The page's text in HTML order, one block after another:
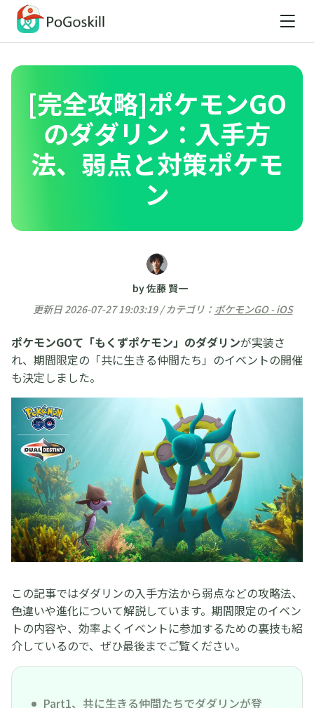
[完全攻略]ポケモンGO
のダダリン：入手方
法、弱点と対策ポケモ
ン
by 佐藤 賢一
更新日 2026-07-27 19:03:19 / カテゴリ： ポケモンGO - iOS
ポケモンGOて「もくずポケモン」のダダリンが実装さ
れ、期間限定の「共に生きる仲間たち」のイベントの開催
も決定しました。
この記事ではダダリンの入手方法から弱点などの攻略法、
色違いや進化について解説しています。期間限定のイベン
トの内容や、効率よくイベントに参加するための裏技も紹
介しているので、ぜひ最後までご覧ください。
Part1、共に生きる仲間たちでダダリンが登